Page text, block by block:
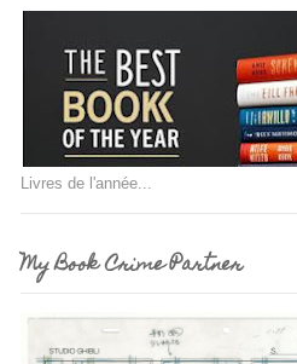
Livres de l'année...
My Book Crime Partner